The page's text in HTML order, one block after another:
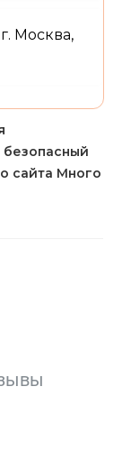
Москва,
сайта Много